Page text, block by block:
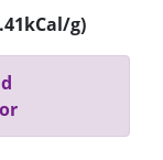
g)